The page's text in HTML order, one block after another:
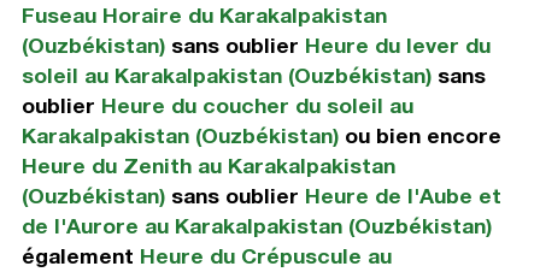
Fuseau Horaire du Karakalpakistan
(Ouzbékistan)sans oublier Heure du lever du
soleil au Karakalpakistan (Ouzbékistan)sans
oublier Heure du coucher du soleil au
Karakalpakistan (Ouzbékistan)ou bien encore
Heure du Zenith au Karakalpakistan
(Ouzbékistan)sans oublier Heure de l'Aube et
de l'Aurore au Karakalpakistan (Ouzbékistan)
également Heure du Crépuscule au